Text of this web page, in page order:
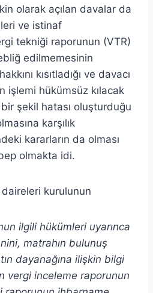
olarak açılan davalar da
ve istinaf
tekniği raporunun (VTR)
edilmemesinin
kısıtladığı ve davacı
işlemi hükümsüz kılacak
şekil hatası oluşturduğu
karşılık
kararların da olması
olmakta idi.
kurulunun
ilgili hükümleri uyarınca
matrahın bulunuş
dayanağına ilişkin bilgi
vergi inceleme raporunun